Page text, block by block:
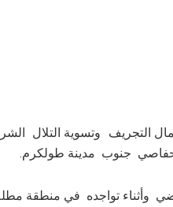
التجريف وتسوية التلال
جنوب مدينة طولكرم.
وأثناء تواجده في منطقة